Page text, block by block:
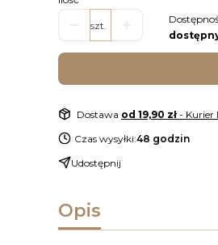
szt.
Dostawa od 19,90 zł - Kurier
Czas wysyłki:48 godzin
Udostępnij
Opis